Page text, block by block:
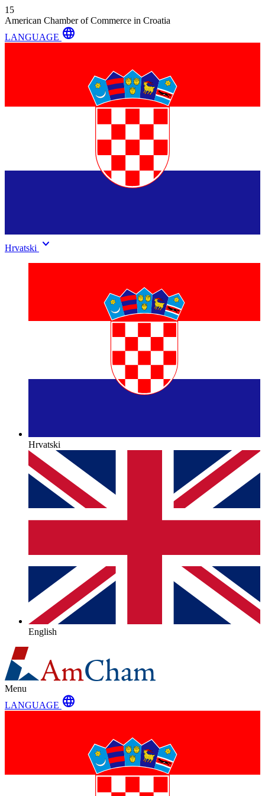
15
American Chamber of Commerce in Croatia
LANGUAGE language
Hrvatski keyboard_arrow_down
Hrvatski
English
Menu
LANGUAGE language